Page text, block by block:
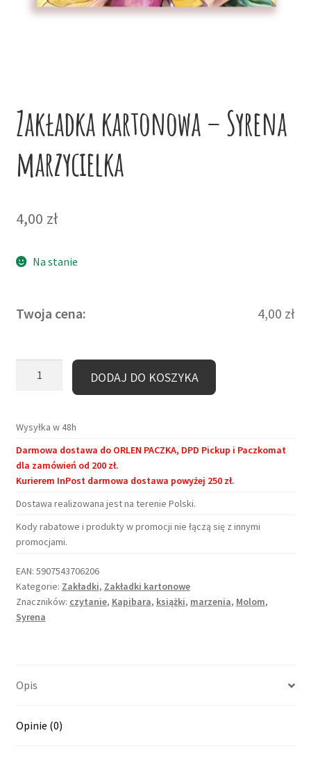
Zakładka kartonowa – Syrena
marzycielka
4,00 zł
Na stanie
Twoja cena: 4,00 zł
Syrena
marzycielka
DODAJ DO KOSZYKA
Wysyłka w 48h
Darmowa dostawa do ORLEN PACZKA, DPD Pickup i Paczkomat
dla zamówień od 200 zł.
Kurierem InPost darmowa dostawa powyżej 250 zł.
Dostawa realizowana jest na terenie Polski.
Kody rabatowe i produkty w promocji nie łączą się z innymi
promocjami.
EAN: 5907543706206
Kategorie: Zakładki, Zakładki kartonowe
Znaczników: czytanie, Kapibara, książki, marzenia, Molom,
Syrena
Opis
Opinie (0)